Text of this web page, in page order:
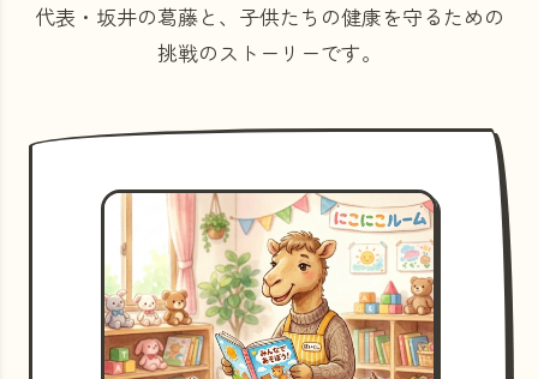
代表・坂井の葛藤と、子供たちの健康を守るための
挑戦のストーリーです。